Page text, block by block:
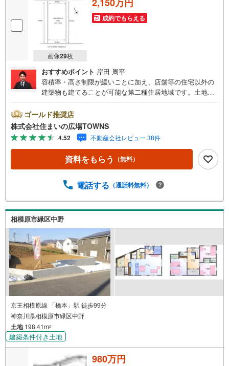
画像29枚
成約でもらえる
おすすめポイント 岸田 周平
容積率・高さ制限が緩いことに加え、店舗等の住宅以外の
建築物も建てることが可能な第二種住居地域です。土地面
地です。新しい住まいをお考えの方に、好条件の住宅用地
はこちらです。買い物の際の道のりも楽になりやすい平坦
地です。【年中無休/9:00～21:00】人気物件は特にお問い
合わせが集中するため、お早めにお電話下さい。「室内・
現地を見学する」ボタンよりご予約頂くとご見学がスムー
ズです。■その他、各種ご相談も承っております。○住宅ロ
広場TOWNSからお客様へ経験豊富なスタッフが親身になっ
載物件も併せてご紹介可能ですのでお気軽にお問い合わせ
下さい♪駐車場もございますので、お車でのお越しも大歓
迎です！
ゴールド推奨店
株式会社住まいの広場TOWNS
4.52 不動産会社レビュー 38件
資料をもらう （無料）
電話する （通話料無料）
相模原市緑区中野
京王相模原線 「橋本」駅 徒歩99分
神奈川県相模原市緑区中野
土地198.41m2
建築条件付き土地
980万円